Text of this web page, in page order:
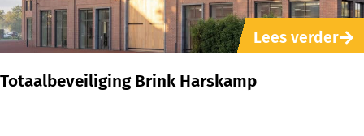
Lees verder
Totaalbeveiliging Brink Harskamp